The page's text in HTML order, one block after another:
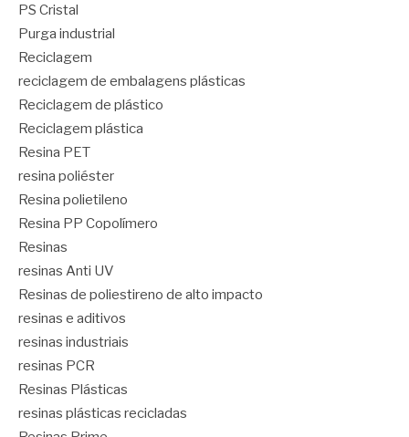
PS Cristal
Purga industrial
Reciclagem
reciclagem de embalagens plásticas
Reciclagem de plástico
Reciclagem plástica
Resina PET
resina poliéster
Resina polietileno
Resina PP Copolímero
Resinas
resinas Anti UV
Resinas de poliestireno de alto impacto
resinas e aditivos
resinas industriais
resinas PCR
Resinas Plásticas
resinas plásticas recicladas